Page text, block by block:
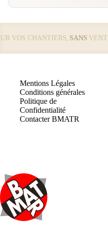
VOS CHANTIERS, SANSVENTE
Mentions Légales
Conditions générales
Politique de
Confidentialité
Contacter BMATR